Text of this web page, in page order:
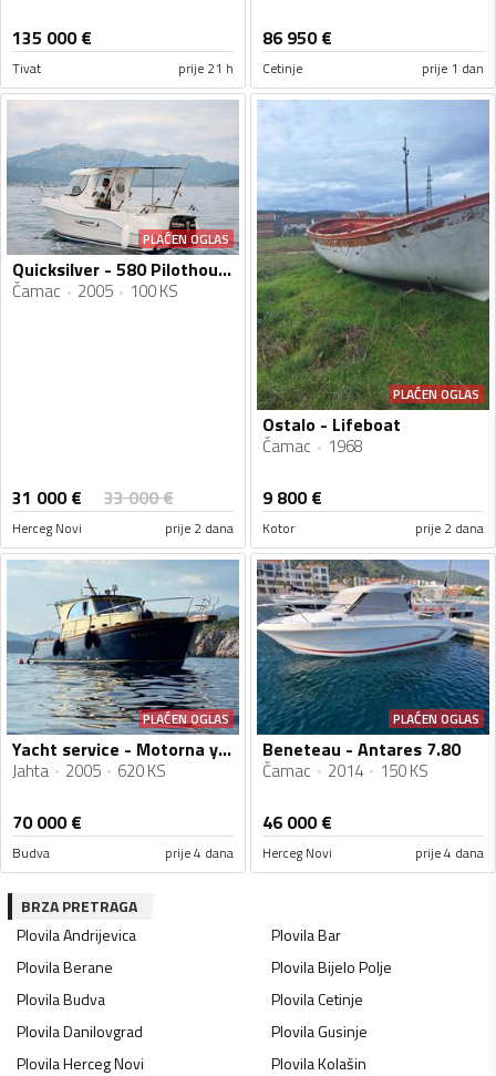
135 000€
Tivat prije 21 h
86 950€
Cetinje prije 1 dan
PLAĆEN OGLAS
Quicksilver - 580 Pilothouse
Čamac 2005 100 KS
31 000€ 33 000€
Herceg Novi prije 2 dana
PLAĆEN OGLAS
Ostalo - Lifeboat
Čamac 1968
9 800€
Kotor prije 2 dana
PLAĆEN OGLAS
Yacht service - Motorna yahta Marco Polo 12
Jahta 2005 620 KS
70 000€
Budva prije 4 dana
PLAĆEN OGLAS
Beneteau - Antares 7.80
Čamac 2014 150 KS
46 000€
Herceg Novi prije 4 dana
BRZA PRETRAGA
PlovilaAndrijevica PlovilaBar
PlovilaBerane PlovilaBijelo Polje
PlovilaBudva PlovilaCetinje
PlovilaDanilovgrad PlovilaGusinje
PlovilaHerceg Novi PlovilaKolašin